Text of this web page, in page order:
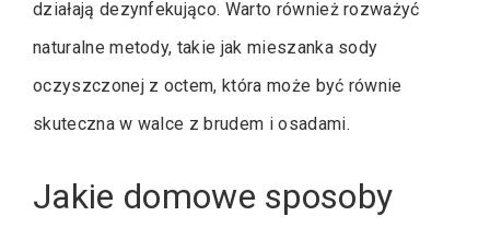
działają dezynfekująco. Warto również rozważyć
naturalne metody, takie jak mieszanka sody
oczyszczonej z octem, która może być równie
skuteczna w walce z brudem i osadami.
Jakie domowe sposoby